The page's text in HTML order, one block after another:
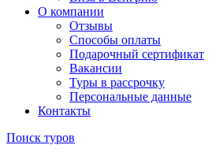
О компании
Отзывы
Способы оплаты
Подарочный сертификат
Вакансии
Туры в рассрочку
Персональные данные
Контакты
Поиск туров